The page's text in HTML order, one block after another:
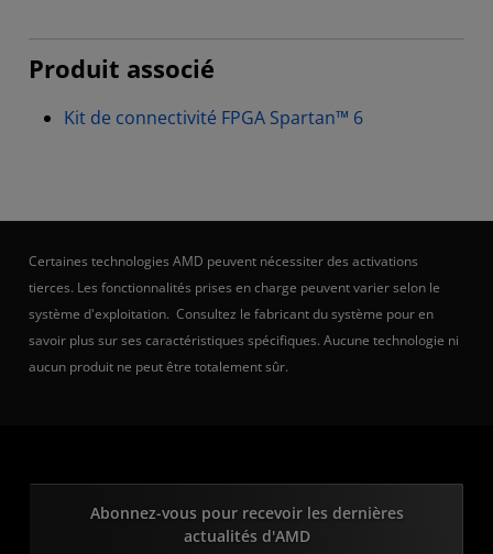
Produit associé
Kit de connectivité FPGA Spartan™ 6
Certaines technologies AMD peuvent nécessiter des activations
tierces. Les fonctionnalités prises en charge peuvent varier selon le
système d'exploitation. Consultez le fabricant du système pour en
savoir plus sur ses caractéristiques spécifiques. Aucune technologie ni
aucun produit ne peut être totalement sûr.
Abonnez-vous pour recevoir les dernières
actualités d'AMD